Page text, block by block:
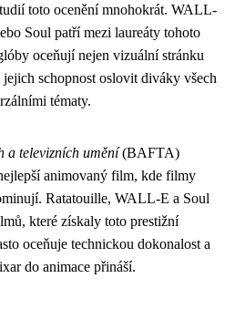
toto ocenění mnohokrát. WALL-
Soul patří mezi laureáty tohoto
oceňují nejen vizuální stránku
schopnost oslovit diváky všech
tématy.
a televizních umění(BAFTA)
animovaný film, kde filmy
Ratatouille, WALL-E a Soul
které získaly toto prestižní
oceňuje technickou dokonalost a
do animace přináší.